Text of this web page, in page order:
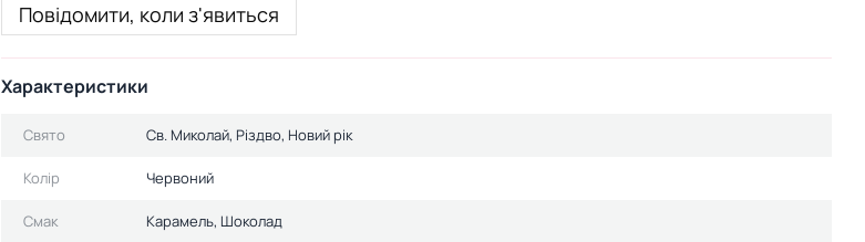
Повідомити, коли з'явиться
Характеристики
Свято Св. Миколай, Різдво, Новий рік
Колір Червоний
Смак Карамель, Шоколад